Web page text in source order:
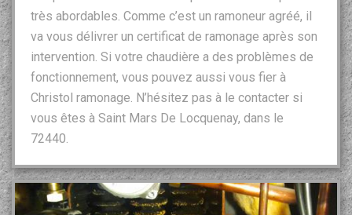
très abordables. Comme c’est un ramoneur agréé, il
va vous délivrer un certificat de ramonage après son
intervention. Si votre chaudière a des problèmes de
fonctionnement, vous pouvez aussi vous fier à
Christol ramonage. N’hésitez pas à le contacter si
vous êtes à Saint Mars De Locquenay, dans le
72440.